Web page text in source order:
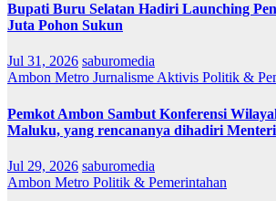
Bupati Buru Selatan Hadiri Launching
Juta Pohon Sukun
Jul 31, 2026 saburomedia
Ambon Metro Jurnalisme Aktivis Politik &
Pemkot Ambon Sambut Konferensi
Maluku, yang rencananya dihadiri
Jul 29, 2026 saburomedia
Ambon Metro Politik & Pemerintahan